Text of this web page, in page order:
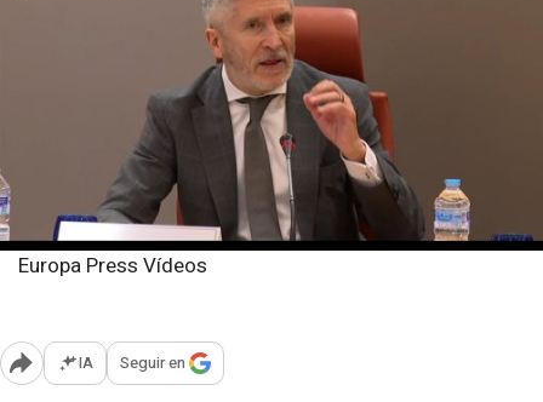
Europa Press Vídeos
Abrir opciones para compartir
IA Seguir en